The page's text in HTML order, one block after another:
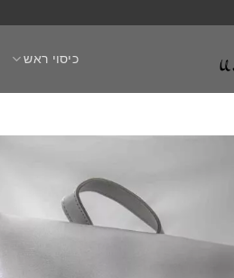
כיסוי ראש